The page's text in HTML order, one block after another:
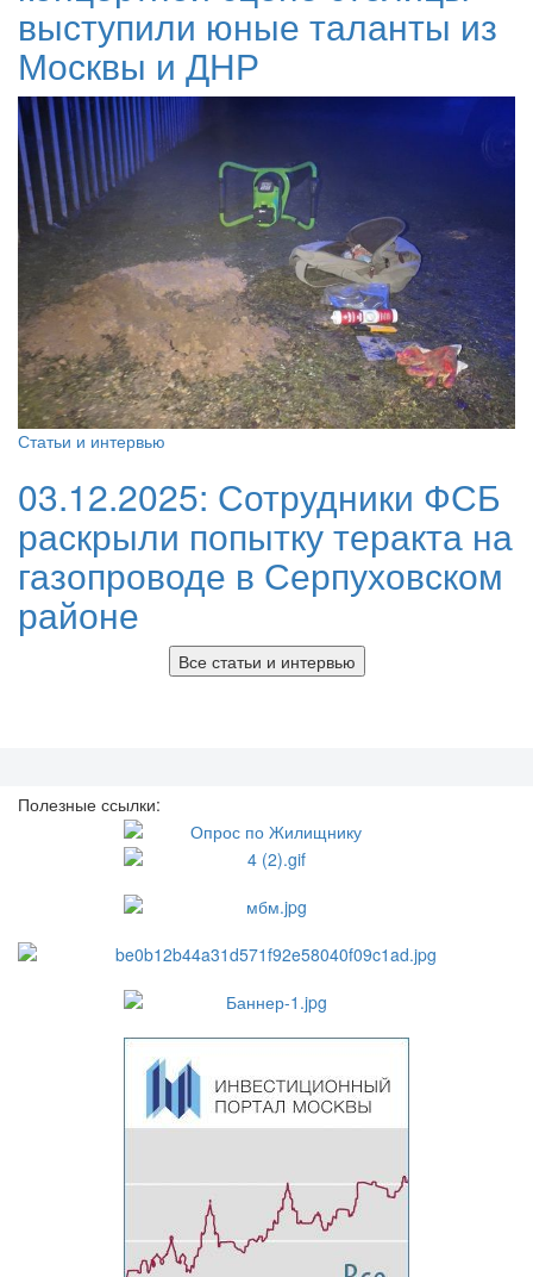
выступили юные таланты из
Москвы и ДНР
Статьи и интервью
03.12.2025: Сотрудники ФСБ
раскрыли попытку теракта на
газопроводе в Серпуховском
районе
Все статьи и интервью
Полезные ссылки: